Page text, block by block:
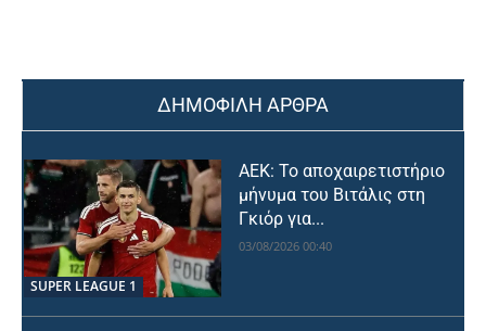
ΔΗΜΟΦΙΛΗ ΑΡΘΡΑ
SUPER LEAGUE 1
ΑΕΚ: Το αποχαιρετιστήριο
μήνυμα του Βιτάλις στη
Γκιόρ για...
03/08/2026 00:40